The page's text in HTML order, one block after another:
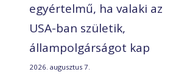
egyértelmű, ha valaki az
USA-ban születik,
állampolgárságot kap
2026. augusztus 7.